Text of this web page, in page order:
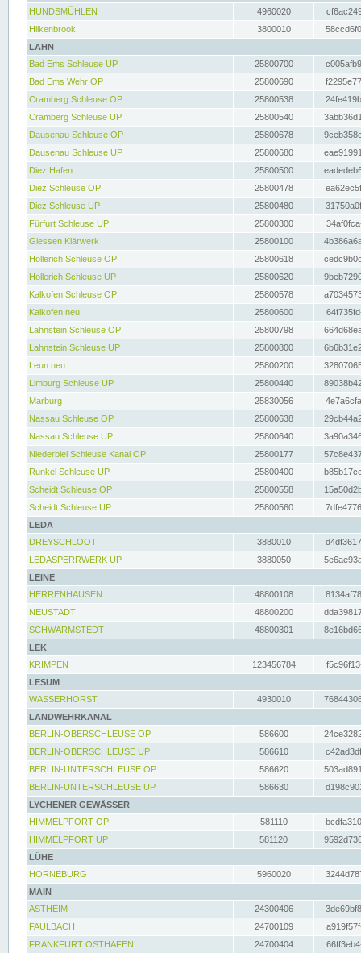
HUNDSMÜHLEN
4960020
Hilkenbrook
3800010
LAHN
Bad Ems Schleuse UP
25800700
Bad Ems Wehr OP
25800690
Cramberg Schleuse OP
25800538
Cramberg Schleuse UP
25800540
Dausenau Schleuse OP
25800678
Dausenau Schleuse UP
25800680
Diez Hafen
25800500
Diez Schleuse OP
25800478
Diez Schleuse UP
25800480
Fürfurt Schleuse UP
25800300
Giessen Klärwerk
25800100
Hollerich Schleuse OP
25800618
Hollerich Schleuse UP
25800620
Kalkofen Schleuse OP
25800578
Kalkofen neu
25800600
Lahnstein Schleuse OP
25800798
Lahnstein Schleuse UP
25800800
Leun neu
25800200
Limburg Schleuse UP
25800440
Marburg
25830056
Nassau Schleuse OP
25800638
Nassau Schleuse UP
25800640
Niederbiel Schleuse Kanal OP
25800177
Runkel Schleuse UP
25800400
Scheidt Schleuse OP
25800558
Scheidt Schleuse UP
25800560
LEDA
DREYSCHLOOT
3880010
LEDASPERRWERK UP
3880050
LEINE
HERRENHAUSEN
48800108
NEUSTADT
48800200
SCHWARMSTEDT
48800301
LEK
KRIMPEN
123456784
LESUM
WASSERHORST
4930010
LANDWEHRKANAL
BERLIN-OBERSCHLEUSE OP
586600
BERLIN-OBERSCHLEUSE UP
586610
BERLIN-UNTERSCHLEUSE OP
586620
BERLIN-UNTERSCHLEUSE UP
586630
LYCHENER GEWÄSSER
HIMMELPFORT OP
581110
HIMMELPFORT UP
581120
LÜHE
HORNEBURG
5960020
MAIN
ASTHEIM
24300406
FAULBACH
24700109
FRANKFURT OSTHAFEN
24700404